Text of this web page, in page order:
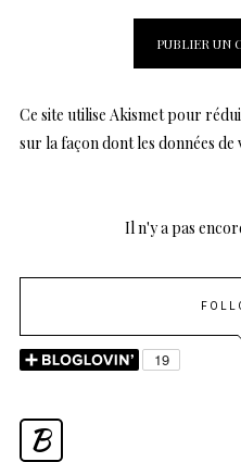
Ce site utilise Akismet pour
sur la façon dont les données
Il n'y a pas
B